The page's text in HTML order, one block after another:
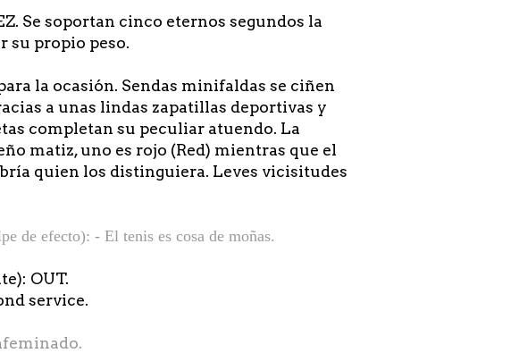
Se soportan cinco eternos segundos la
su propio peso.
la ocasión. Sendas minifaldas se ciñen
a unas lindas zapatillas deportivas y
completan su peculiar atuendo. La
matiz, uno es rojo (Red) mientras que el
quien los distinguiera. Leves vicisitudes
de efecto): - El tenis es cosa de moñas.
OUT.
service.